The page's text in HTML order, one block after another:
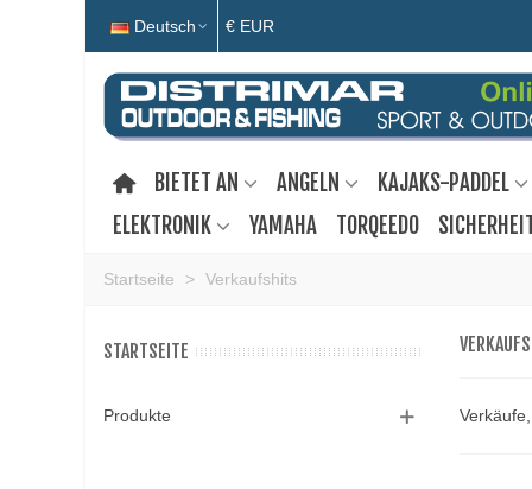
Deutsch € EUR
BIETET AN ANGELN KAJAKS-PADDEL
ELEKTRONIK
YAMAHA TORQEEDO
Startseite > Verkaufshits
STARTSEITE
Produkte